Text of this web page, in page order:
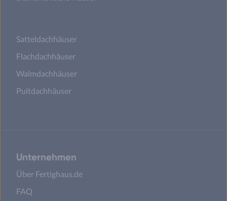
Satteldachhäuser
Flachdachhäuser
Walmdachhäuser
Pultdachhäuser
Unternehmen
Über Fertighaus.de
FAQ